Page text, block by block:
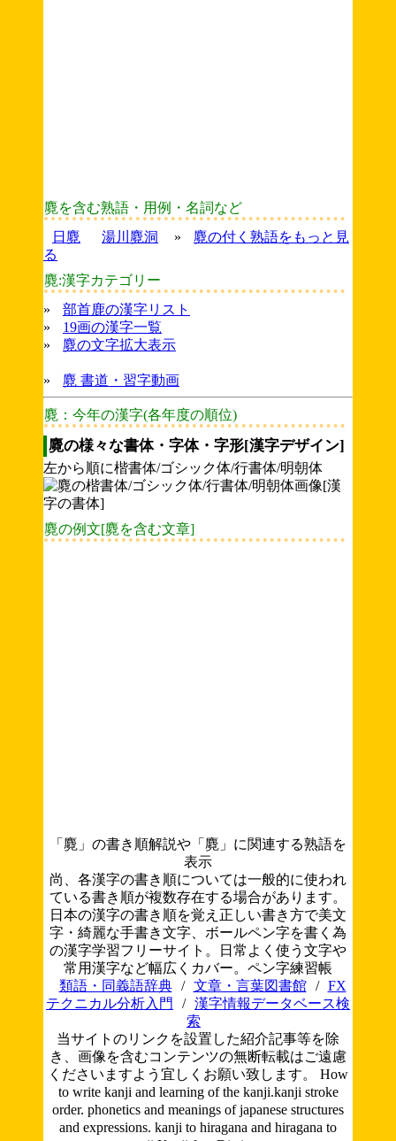
麑を含む熟語・用例・名詞など
日麑
湯川麑洞 »
麑の付く熟語をもっと見
る
麑:漢字カテゴリー
»
部首鹿の漢字リスト
»
19画の漢字一覧
»
麑の文字拡大表示
» 麑 書道・習字動画
麑：今年の漢字(各年度の順位)
麑の様々な書体・字体・字形[漢字デザイン]
左から順に楷書体/ゴシック体/行書体/明朝体
麑の例文[麑を含む文章]
「麑」の書き順解説や「麑」に関連する熟語を
表示
尚、各漢字の書き順については一般的に使われ
ている書き順が複数存在する場合があります。
日本の漢字の書き順を覚え正しい書き方で美文
字・綺麗な手書き文字、ボールペン字を書く為
の漢字学習フリーサイト。日常よく使う文字や
常用漢字など幅広くカバー。ペン字練習帳
類語・同義語辞典
/ 文章・言葉図書館 /
FX
テクニカル分析入門
/ 漢字情報データベース検
索
当サイトのリンクを設置した紹介記事等を除
き、画像を含むコンテンツの無断転載はご遠慮
くださいますよう宜しくお願い致します。 How
to write kanji and learning of the kanji.kanji stroke
order. phonetics and meanings of japanese structures
and expressions. kanji to hiragana and hiragana to